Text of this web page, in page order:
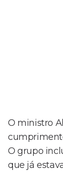
O ministro
O grupo
que já